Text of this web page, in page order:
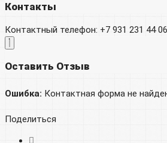
Контакты
Контактный телефон: +7 931 231 44
Оставить Отзыв
Ошибка: Контактная форма не
Поделиться